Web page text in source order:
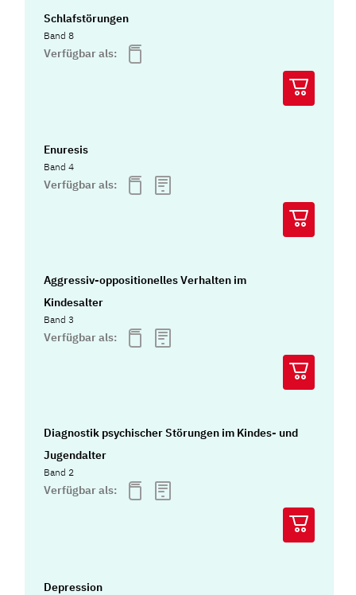
Schlafstörungen
Band 8
Verfügbar als:
Enuresis
Band 4
Verfügbar als:
Aggressiv-oppositionelles Verhalten im
Kindesalter
Band 3
Verfügbar als:
Diagnostik psychischer Störungen im Kindes- und
Jugendalter
Band 2
Verfügbar als:
Depression